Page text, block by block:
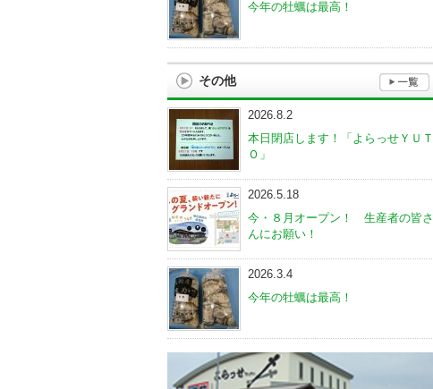
今年の牡蠣は最高！
その他
2026.8.2
本日閉店します！「よらっせＹＵＴ
Ｏ」
2026.5.18
今・８月オープン！ 生産者の皆さ
んにお願い！
2026.3.4
今年の牡蠣は最高！